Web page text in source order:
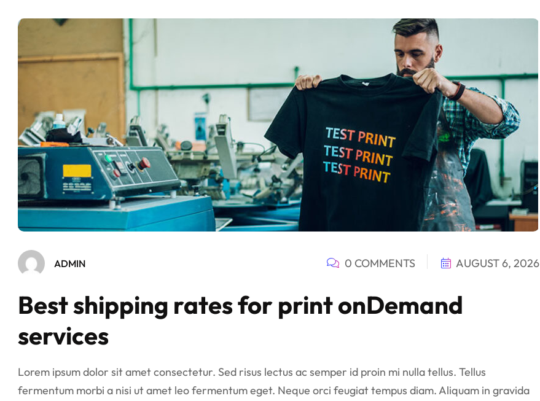
ADMIN 0 COMMENTS AUGUST 6, 2026
Best shipping rates for print onDemand
services
Lorem ipsum dolor sit amet consectetur. Sed risus lectus ac semper id proin mi nulla tellus. Tellus
fermentum morbi a nisi ut amet leo fermentum eget. Neque orci feugiat tempus diam. Aliquam in gravida